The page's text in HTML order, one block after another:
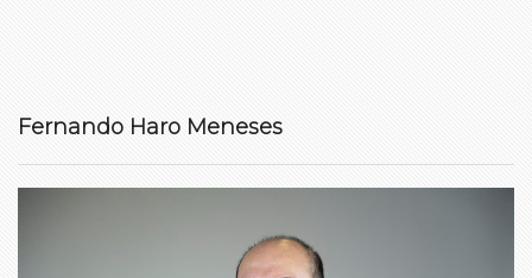
Fernando Haro Meneses